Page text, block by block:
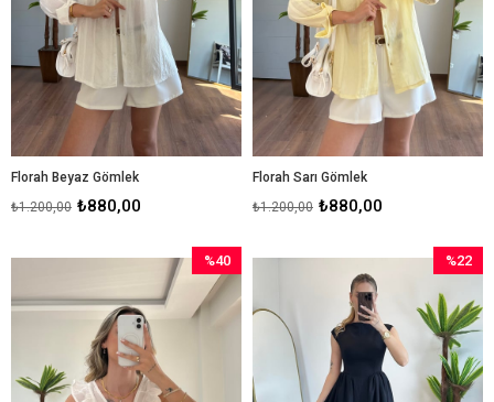
Florah Beyaz Gömlek
₺880,00
₺1.200,00
Florah Sarı Gömlek
₺880,00
₺1.200,00
%40
İndirim
%40İndirim
%22